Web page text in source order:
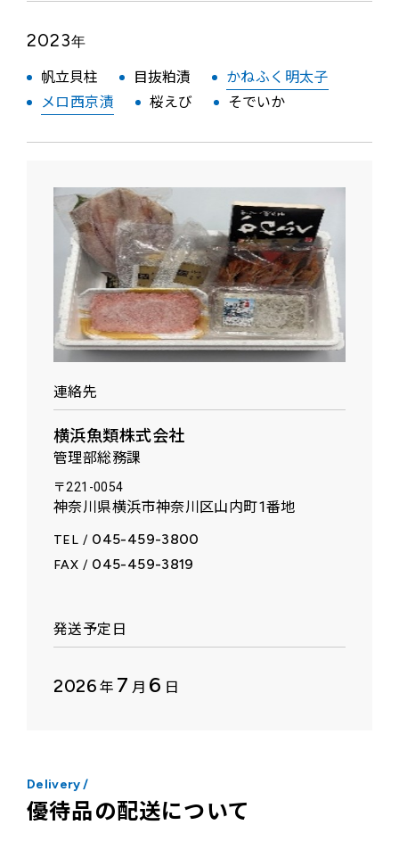
2023年
帆立貝柱 目抜粕漬
かねふく明太子
メロ西京漬
桜えび そでいか
連絡先
横浜魚類株式会社
管理部総務課
〒221-0054
神奈川県横浜市神奈川区山内町1番地
TEL / 045-459-3800
FAX / 045-459-3819
発送予定日
2026 年 7 月 6 日
Delivery/
優待品の配送について